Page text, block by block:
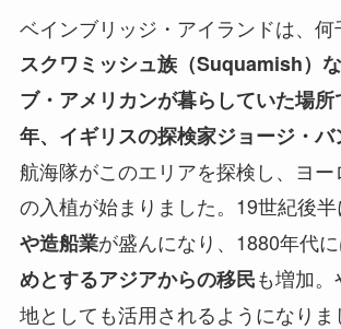
ベインブリッジ・アイランドは、何
スクワミッシュ族（Suquamish）
ブ・アメリカンが暮らしていた場
年、イギリスの探検家ジョージ・バ
航海隊がこのエリアを探検し、ヨ
の入植が始まりました。19世紀後半
や造船業が盛んになり、1880年代
めとするアジアからの移民も増加
地としても活用されるようになりま